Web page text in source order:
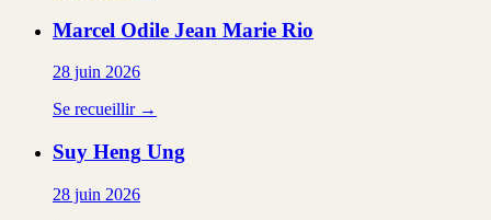
Marcel Odile Jean Marie Rio
28 juin 2026
Se recueillir →
Suy Heng Ung
28 juin 2026